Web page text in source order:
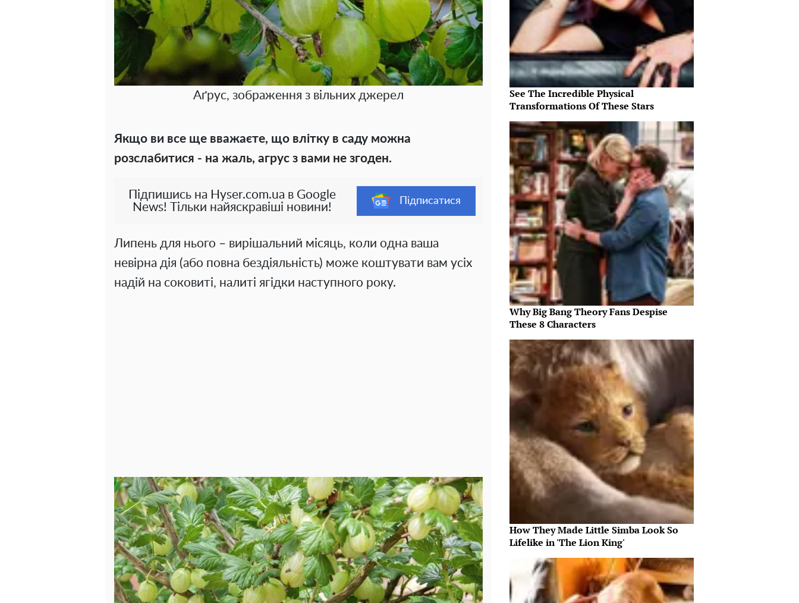
Аґрус, зображення з вільних джерел
Якщо ви все ще вважаєте, що влітку в саду можна
розслабитися - на жаль, агрус з вами не згоден.
Підпишись на Hyser.com.ua в Google
News! Тільки найяскравіші новини!
Підписатися
Липень для нього – вирішальний місяць, коли одна ваша
невірна дія (або повна бездіяльність) може коштувати вам усіх
надій на соковиті, налиті ягідки наступного року.
See The Incredible Physical
Transformations Of These Stars
Why Big Bang Theory Fans Despise
These 8 Characters
How They Made Little Simba Look So
Lifelike in 'The Lion King'